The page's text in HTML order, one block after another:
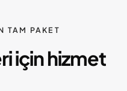
TAM PAKET
için hizmet